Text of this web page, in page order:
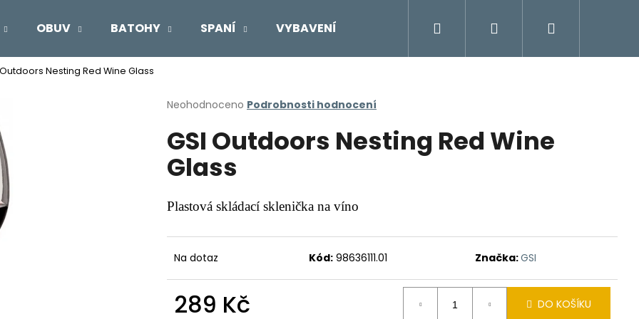
OBUV BATOHY SPANÍ VYBAVENÍ Moje objednávka
Přihlášení
Nesting Red Wine Glass
Průměrné
produktu
je
0,0
z
hvězdiček.
Neohodnoceno Podrobnosti hodnocení
GSI Outdoors Nesting Red Wine
Glass
Plastová skládací sklenička na víno
Na dotaz Kód: 98636111.01 Značka:GSI
289 Kč DO KOŠÍKU
Co potřebujete najít?
HLEDAT